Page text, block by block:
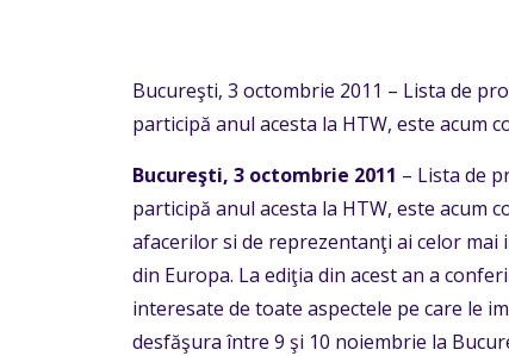
Bucureşti, 3 octombrie 2011 – Lista de
participă anul acesta la HTW, este acum
Bucureşti, 3 octombrie 2011 – Lista de
participă anul acesta la HTW, este acum
afacerilor si de reprezentanţi ai celor
din Europa. La ediţia din acest an a
interesate de toate aspectele pe care le
desfăşura între 9 şi 10 noiembrie la